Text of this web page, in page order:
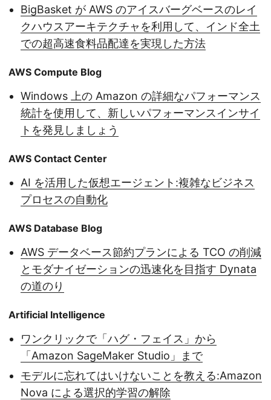
BigBasket が AWS のアイスバーグベースのレイ
クハウスアーキテクチャを利用して、インド全土
での超高速食料品配達を実現した方法
AWS Compute Blog
Windows 上の Amazon の詳細なパフォーマンス
統計を使用して、新しいパフォーマンスインサイ
トを発見しましょう
AWS Contact Center
AI を活用した仮想エージェント:複雑なビジネス
プロセスの自動化
AWS Database Blog
AWS データベース節約プランによる TCO の削減
とモダナイゼーションの迅速化を目指す Dynata
の道のり
Artificial Intelligence
ワンクリックで「ハグ・フェイス」から
「Amazon SageMaker Studio」まで
モデルに忘れてはいけないことを教える:Amazon
Nova による選択的学習の解除